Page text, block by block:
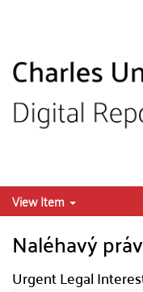
View Item
Naléhavý
Urgent Legal